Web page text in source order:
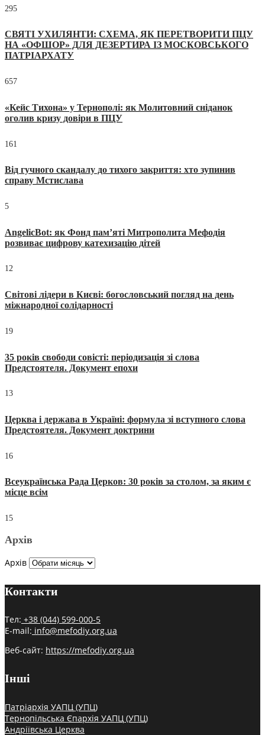
295
СВЯТІ УХИЛЯНТИ: СХЕМА, ЯК ПЕРЕТВОРИТИ ПЦУ
НА «ОФШОР» ДЛЯ ДЕЗЕРТИРА ІЗ МОСКОВСЬКОГО
ПАТРІАРХАТУ
657
«Кейс Тихона» у Тернополі: як Молитовний сніданок
оголив кризу довіри в ПЦУ
161
Від гучного скандалу до тихого закриття: хто зупинив
справу Мстислава
5
AngelicBot: як Фонд пам’яті Митрополита Мефодія
розвиває цифрову катехизацію дітей
12
Світові лідери в Києві: богословський погляд на день
міжнародної солідарності
19
35 років свободи совісті: періодизація зі слова
Предстоятеля. Документ епохи
13
Церква і держава в Україні: формула зі вступного слова
Предстоятеля. Документ доктрини
16
Всеукраїнська Рада Церков: 30 років за столом, за яким є
місце всім
15
Архів
Архів
Контакти
Тел: +38 (044) 599-000-5
E-mail: info@mefodiy.org.ua
Веб-сайт: https://mefodiy.org.ua
Інші
Патріархія УАПЦ (УПЦ)
Тернопільська Єпархія УАПЦ (УПЦ)
Андріївська Церква